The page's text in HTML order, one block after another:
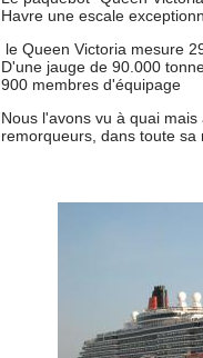
Havre une escale
le Queen Victoria mesure
D'une jauge de 90.000
900 membres d'équipage
Nous l'avons vu à quai
remorqueurs, dans toute sa